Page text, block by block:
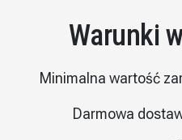
Warunki
Minimalna wartość
Darmowa